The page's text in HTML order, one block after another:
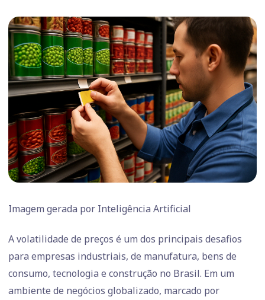
Imagem gerada por Inteligência Artificial
A volatilidade de preços é um dos principais desafios
para empresas industriais, de manufatura, bens de
consumo, tecnologia e construção no Brasil. Em um
ambiente de negócios globalizado, marcado por